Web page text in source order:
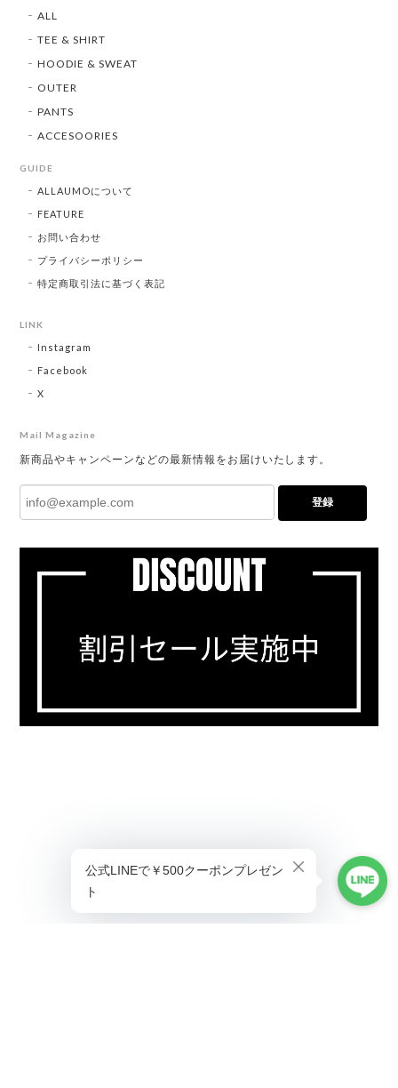
ALL
TEE & SHIRT
HOODIE & SWEAT
OUTER
PANTS
ACCESOORIES
GUIDE
ALLAUMOについて
FEATURE
お問い合わせ
プライバシーポリシー
特定商取引法に基づく表記
LINK
Instagram
Facebook
X
Mail Magazine
新商品やキャンペーンなどの最新情報をお届けいたします。
登録